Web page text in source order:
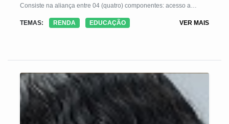
Consiste na aliança entre 04 (quatro) componentes: acesso a
TEMAS:
RENDA EDUCAÇÃO VER MAIS